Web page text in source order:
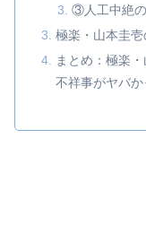
③人工中絶
極楽・山本圭
まとめ：極楽
不祥事がヤバか